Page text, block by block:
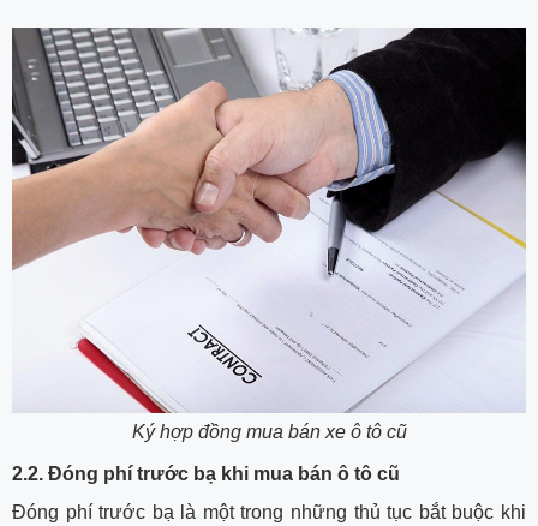
Ký hợp đồng mua bán xe ô tô cũ
2.2. Đóng phí trước bạ khi mua bán ô tô cũ
Đóng phí trước bạ là một trong những thủ tục bắt buộc khi